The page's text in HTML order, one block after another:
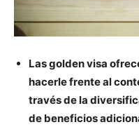
Las golden visa
hacerle frente al
través de la
de beneficios